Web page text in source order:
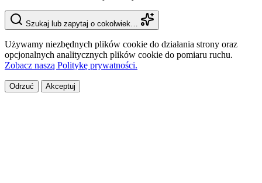
Szukaj lub zapytaj o cokolwiek…
Używamy niezbędnych plików cookie do działania strony oraz
opcjonalnych analitycznych plików cookie do pomiaru ruchu.
Zobacz naszą Politykę prywatności.
Odrzuć Akceptuj